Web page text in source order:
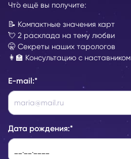
Что ещё вы получите:
📝 Компактные значения карт
💘 2 расклада на тему любви
🤫 Секреты наших тарологов
👩‍🏫 Консультацию с наставником
E-mail:*
Дата рождения:*